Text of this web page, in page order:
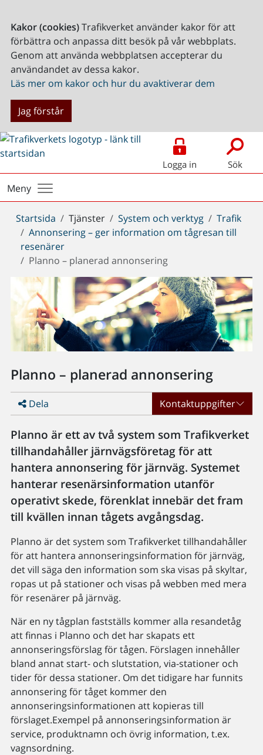
Kakor (cookies)Trafikverket använder kakor för att
förbättra och anpassa ditt besök på vår webbplats.
Genom att använda webbplatsen accepterar du
användandet av dessa kakor.
Läs mer om kakor och hur du avaktiverar dem
Jag förstår
Logga in Sök
Meny
Du
är
här:
Startsida Tjänster System och verktyg
Trafik
Annonsering – ger information om tågresan till
resenärer
Planno – planerad annonsering
Planno – planerad annonsering
Dela Kontaktuppgifter
Planno är ett av två system som Trafikverket
tillhandahåller järnvägsföretag för att
hantera annonsering för järnväg. Systemet
hanterar resenärsinformation utanför
operativt skede, förenklat innebär det fram
till kvällen innan tågets avgångsdag.
Planno är det system som Trafikverket tillhandahåller
för att hantera annonseringsinformation för järnväg,
det vill säga den information som ska visas på skyltar,
ropas ut på stationer och visas på webben med mera
för resenärer på järnväg.
När en ny tågplan fastställs kommer alla resandetåg
att finnas i Planno och det har skapats ett
annonseringsförslag för tågen. Förslagen innehåller
bland annat start- och slutstation, via-stationer och
tider för dessa stationer. Om det tidigare har funnits
annonsering för tåget kommer den
annonseringsinformationen att kopieras till
förslaget.Exempel på annonseringsinformation är
service, produktnamn och övrig information, t.ex.
vagnsordning.